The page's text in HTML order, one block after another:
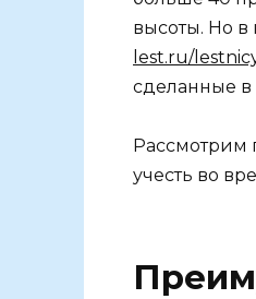
высоты. Но в
lest.ru/
сделанные в
Рассмотрим
учесть во